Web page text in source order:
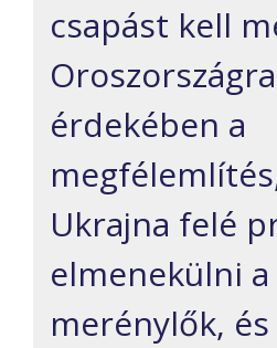
csapást kell
érdekében a
Ukrajna felé
elmenekülni a
merénylők,